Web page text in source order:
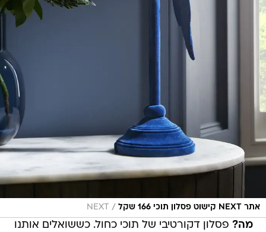
‏‏אתר NEXT קישוט פסלון תוכי 166 שקל /
NEXT
מה? פסלון דקורטיבי של תוכי כחול. כששואלים אותנו